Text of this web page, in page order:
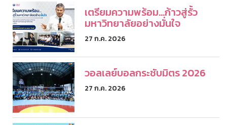
เตรียมความพร้อม...ก้าวสู่รั้ว
มหาวิทยาลัยอย่างมั่นใจ
27 ก.ค. 2026
วอลเลย์บอลกระชับมิตร 2026
27 ก.ค. 2026